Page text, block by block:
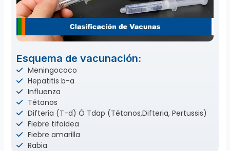
Esquema de vacunación:
Meningococo
Hepatitis b-a
Influenza
Tétanos
Difteria (T-d) Ó Tdap (Tétanos,Difteria, Pertussis)
Fiebre tifoidea
Fiebre amarilla
Rabia